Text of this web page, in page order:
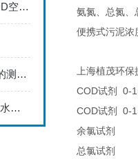
EXV056/YY0000219COD空气阀的特点和应用
地表水多参数在线监测的测量意义
游泳池PH值检测用什么水质检测仪
氨氮、总氮、
便携式污泥浓
上海植茂环保
COD试剂
0-
COD试剂 0-
余氯试剂
总氯试剂